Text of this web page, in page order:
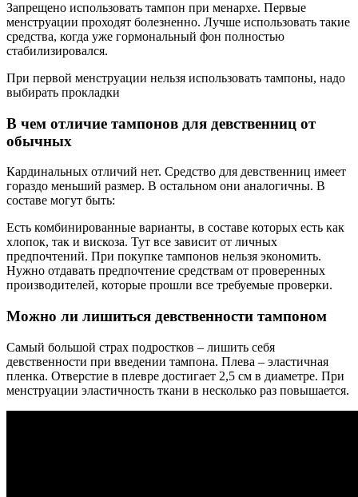
Запрещено использовать тампон при менархе. Первые
менструации проходят болезненно. Лучше использовать такие
средства, когда уже гормональный фон полностью
стабилизировался.
При первой менструации нельзя использовать тампоны, надо
выбирать прокладки
В чем отличие тампонов для девственниц от
обычных
Кардинальных отличий нет. Средство для девственниц имеет
гораздо меньший размер. В остальном они аналогичны. В
составе могут быть:
Есть комбинированные варианты, в составе которых есть как
хлопок, так и вискоза. Тут все зависит от личных
предпочтений. При покупке тампонов нельзя экономить.
Нужно отдавать предпочтение средствам от проверенных
производителей, которые прошли все требуемые проверки.
Можно ли лишиться девственности тампоном
Самый большой страх подростков – лишить себя
девственности при введении тампона. Плева – эластичная
пленка. Отверстие в плевре достигает 2,5 см в диаметре. При
менструации эластичность ткани в несколько раз повышается.